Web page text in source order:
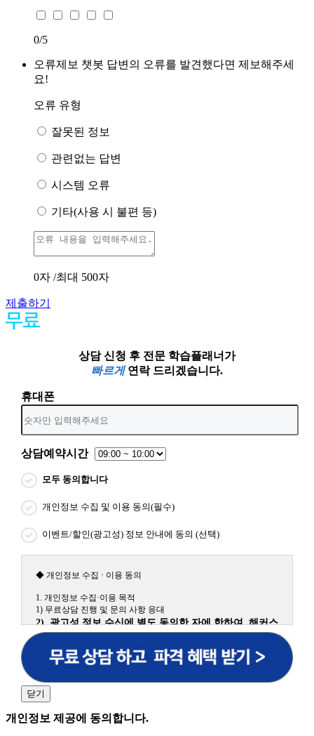
0/5
오류제보 챗봇 답변의 오류를 발견했다면 제보해주세
요!
오류 유형
잘못된 정보
관련없는 답변
시스템 오류
기타(사용 시 불편 등)
0자 /최대 500자
제출하기
상담 신청 후 전문 학습플래너가
빠르게연락 드리겠습니다.
휴대폰
상담예약시간
모두 동의합니다
개인정보 수집 및 이용 동의(필수)
이벤트/할인(광고성) 정보 안내에 동의 (선택)
◆ 개인정보 수집 · 이용 동의
1. 개인정보 수집·이용 목적
1) 무료상담 진행 및 문의 사항 응대
2) 광고성 정보 수신에 별도 동의한 자에 한하여 해커스
원격평생교육원을 비롯한 해커스 교육그룹의 새로운 서
비스 신상품이나 이벤트, 최신 정보 안내 등 신청자의 취
향에 맞는 최적의 서비스를 제공하기 위함.
어, 해커스일본어, 해커스잡, 해커스금융, 해커스임용, 해커스공무
원, 해커스경찰, 해커스소방, 해커스공인중개사, 해커스주택관리
사, 해커스편입 등)
닫기
개인정보 제공에 동의합니다.